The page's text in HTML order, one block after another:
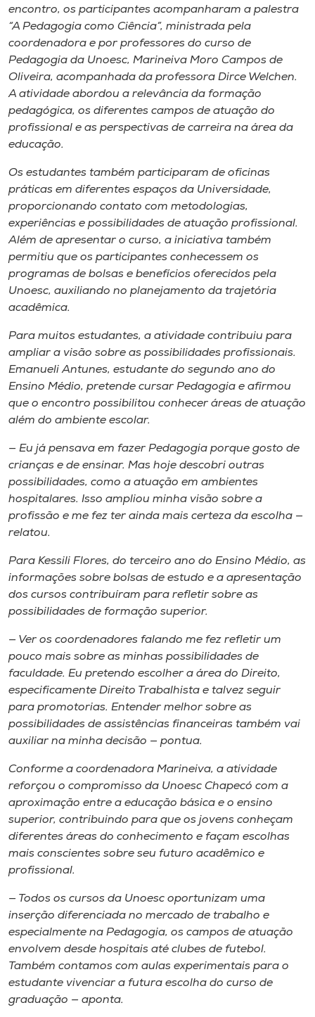
A-
encontro, os participantes acompanharam a palestra
“A Pedagogia como Ciência”, ministrada pela
coordenadora e por professores do curso de
Pedagogia da Unoesc, Marineiva Moro Campos de
Oliveira, acompanhada da professora Dirce Welchen.
A atividade abordou a relevância da formação
pedagógica, os diferentes campos de atuação do
profissional e as perspectivas de carreira na área da
educação.
Os estudantes também participaram de oficinas
práticas em diferentes espaços da Universidade,
proporcionando contato com metodologias,
experiências e possibilidades de atuação profissional.
Além de apresentar o curso, a iniciativa também
permitiu que os participantes conhecessem os
programas de bolsas e benefícios oferecidos pela
Unoesc, auxiliando no planejamento da trajetória
acadêmica.
Para muitos estudantes, a atividade contribuiu para
ampliar a visão sobre as possibilidades profissionais.
Emanueli Antunes, estudante do segundo ano do
Ensino Médio, pretende cursar Pedagogia e afirmou
que o encontro possibilitou conhecer áreas de atuação
além do ambiente escolar.
— Eu já pensava em fazer Pedagogia porque gosto de
crianças e de ensinar. Mas hoje descobri outras
possibilidades, como a atuação em ambientes
hospitalares. Isso ampliou minha visão sobre a
profissão e me fez ter ainda mais certeza da escolha —
relatou.
Para Kessili Flores, do terceiro ano do Ensino Médio, as
informações sobre bolsas de estudo e a apresentação
dos cursos contribuíram para refletir sobre as
possibilidades de formação superior.
— Ver os coordenadores falando me fez refletir um
pouco mais sobre as minhas possibilidades de
faculdade. Eu pretendo escolher a área do Direito,
especificamente Direito Trabalhista e talvez seguir
para promotorias. Entender melhor sobre as
possibilidades de assistências financeiras também vai
auxiliar na minha decisão — pontua.
Conforme a coordenadora Marineiva, a atividade
reforçou o compromisso da Unoesc Chapecó com a
aproximação entre a educação básica e o ensino
superior, contribuindo para que os jovens conheçam
diferentes áreas do conhecimento e façam escolhas
mais conscientes sobre seu futuro acadêmico e
profissional.
— Todos os cursos da Unoesc oportunizam uma
inserção diferenciada no mercado de trabalho e
especialmente na Pedagogia, os campos de atuação
envolvem desde hospitais até clubes de futebol.
Também contamos com aulas experimentais para o
estudante vivenciar a futura escolha do curso de
graduação — aponta.